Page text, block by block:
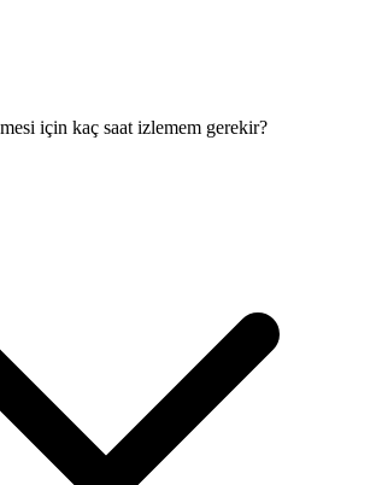
için kaç saat izlemem gerekir?